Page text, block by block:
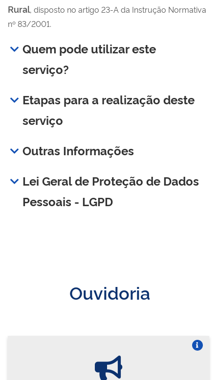
Rural, disposto no artigo 23-A da Instrução Normativa
nº 83/2001.
Quem pode utilizar este
serviço?
Etapas para a realização deste
serviço
Outras Informações
Lei Geral de Proteção de Dados
Pessoais - LGPD
Ouvidoria